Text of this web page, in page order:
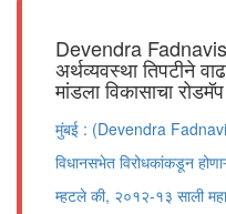
Devendra Fadnavis :
अर्थव्यवस्था तिपटीने
मांडला विकासाचा रोडमॅप
मुंबई : (Devendra
विधानसभेत विरोधकांकडून
म्हटले की, २०१२-१३ साली